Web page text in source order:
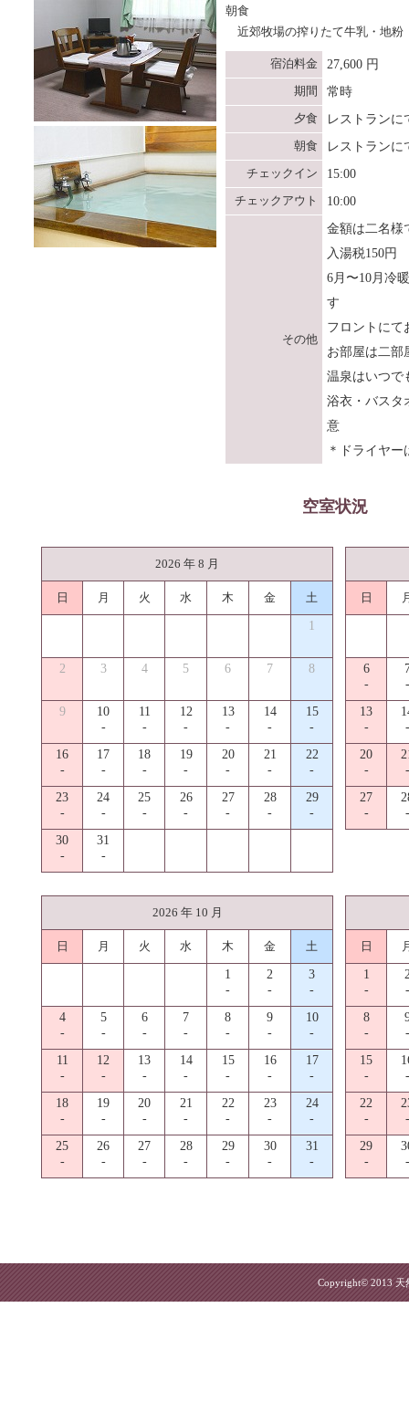
朝食
近郊牧場の搾りたて牛乳・地粉
宿泊料金
27,600 円
期間
常時
夕食
レストランに
朝食
レストランに
チェックイン
15:00
チェックアウト
10:00
その他
金額は二名様
入湯税150円
6月〜10月冷
す
フロントにて
お部屋は二
温泉はいつで
浴衣・バスタ
意
＊ドライヤ
空室状況
2026 年 8 月
日 月 火 水 木 金 土
1
2 3 4 5 6 7 8
9
10
-
11
-
12
-
13
-
14
-
15
-
16
-
17
-
18
-
19
-
20
-
21
-
22
-
23
-
24
-
25
-
26
-
27
-
28
-
29
-
30
-
31
-
日
6
-
-
13
-
-
20
-
-
27
-
-
2026 年 10 月
日 月 火 水 木 金 土
1
-
2
-
3
-
4
-
5
-
6
-
7
-
8
-
9
-
10
-
11
-
12
-
13
-
14
-
15
-
16
-
17
-
18
-
19
-
20
-
21
-
22
-
23
-
24
-
25
-
26
-
27
-
28
-
29
-
30
-
31
-
日
1
-
-
8
-
-
15
-
-
22
-
-
29
-
-
Copyright© 2013 天